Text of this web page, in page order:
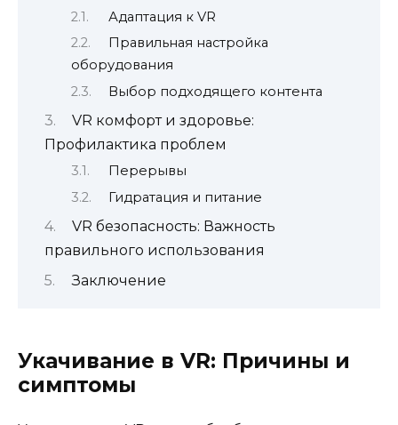
Адаптация к VR
Правильная настройка
оборудования
Выбор подходящего контента
VR комфорт и здоровье:
Профилактика проблем
Перерывы
Гидратация и питание
VR безопасность: Важность
правильного использования
Заключение
Укачивание в VR: Причины и
симптомы